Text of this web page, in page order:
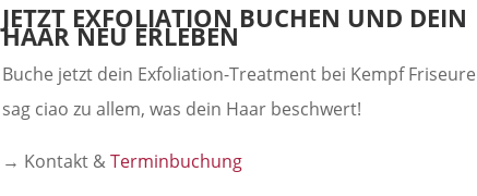
JETZT EXFOLIATION BUCHEN UND DEIN
HAAR NEU ERLEBEN
Buche jetzt dein Exfoliation-Treatment bei Kempf
sag ciao zu allem, was dein Haar beschwert!
→ Kontakt &Terminbuchung